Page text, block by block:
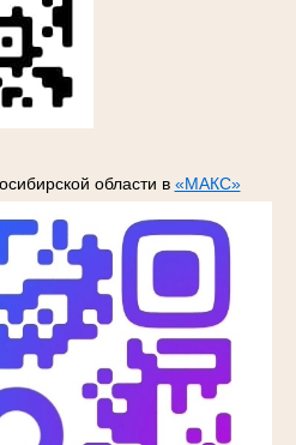
области в «МАКС»